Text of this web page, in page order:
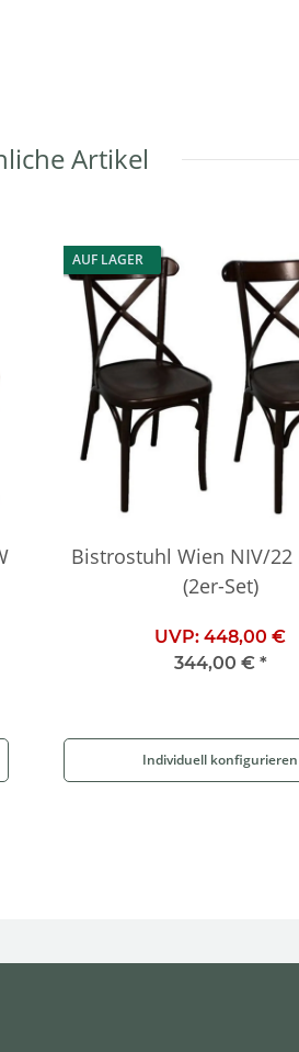
Artikel
AUF LAGER
Bistrostuhl Wien NIV/22
(2er-Set)
UVP: 448,00 €
344,00 € *
Individuell konfigurieren